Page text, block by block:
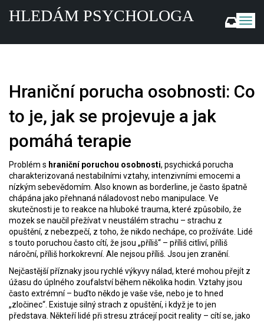
Z
b
i
c
HLEDÁM PSYCHOLOGA
Hraniční porucha osobnosti: Co
to je, jak se projevuje a jak
pomáhá terapie
Problém s hraniční poruchou osobnosti, psychická porucha
charakterizovaná nestabilními vztahy, intenzivními emocemi a
nízkým sebevědomím . Also known as borderline, je často špatně
chápána jako přehnaná náladovost nebo manipulace. Ve
skutečnosti je to reakce na hluboké trauma, které způsobilo, že
mozek se naučil přežívat v neustálém strachu – strachu z
opuštění, z nebezpečí, z toho, že nikdo nechápe, co prožíváte. Lidé
s touto poruchou často cítí, že jsou „příliš“ – příliš citliví, příliš
nároční, příliš horkokrevní. Ale nejsou příliš. Jsou jen zranění.
Nejčastější příznaky jsou rychlé výkyvy nálad, které mohou přejít z
úžasu do úplného zoufalství během několika hodin. Vztahy jsou
často extrémní – buďto někdo je vaše vše, nebo je to hned
„zločinec“. Existuje silný strach z opuštění, i když je to jen
představa. Někteří lidé při stresu ztrácejí pocit reality – cítí se, jako